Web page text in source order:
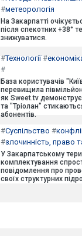
#метеорологія
На Закарпатті
після спекотних +38°
знижуватися.
#Технології#
#
База користувачів
перевищила
як Sweet.tv
та "Тріолан"
абонентів.
#Суспільство #
#злочинність, право
У Закарпатському
комплектування
повідомлення про
своїх структурних